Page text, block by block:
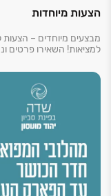
ובין אם אתם
‏– זה בדיוק המקום
ט.ל.ח
הצעות מיוחדות
מבצעים מיוחדים –
למציאות! השאירו פרטים